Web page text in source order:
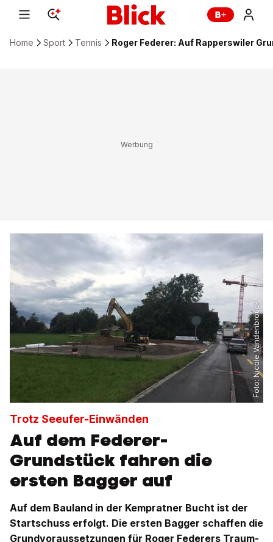
Home Sport Tennis Roger Federer: Auf Rapperswiler
Foto:
Nicole Vandenbrouck
Trotz Seeufer-Einwänden
Auf dem Federer-
Grundstück fahren die
ersten Bagger auf
Auf dem Bauland in der Kempratner Bucht ist der
Startschuss erfolgt. Die ersten Bagger schaffen die
Grundvoraussetzungen für Roger Federers Traum-